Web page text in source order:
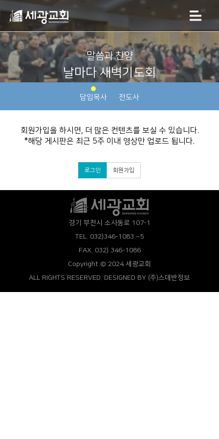
말씀과 찬양
날마다 새벽기도회
(AUDIO)
담임목사 전도사
회원가입을 하시면, 더 많은 컨텐츠를 보실 수 있습니다.
*해당 게시판은 최근 5주 이내 영상만 업로드 됩니다.
로그인 회원가입
경기 부천시 소사동로 107-1
TEL. 032)346-1083 ~5
FAX. 032) 346-1086
Copyright © 2024 세광교회
ALL RIGHTS RESERVED. DESIGNED BY (주)스데반정보